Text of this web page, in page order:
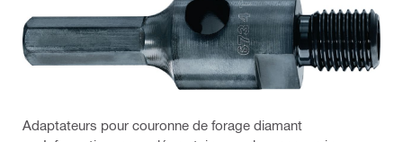
Adaptateurs pour couronne de forage diamant